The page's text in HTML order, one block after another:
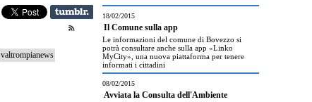
valtrompianews
18/02/2015
Il Comune sulla app
Le informazioni del comune di Bovezzo si
potrà consultare anche sulla app «Linko
MyCity», una nuova piattaforma per tenere
informati i cittadini
08/02/2015
Avviata la Consulta dell'Ambiente